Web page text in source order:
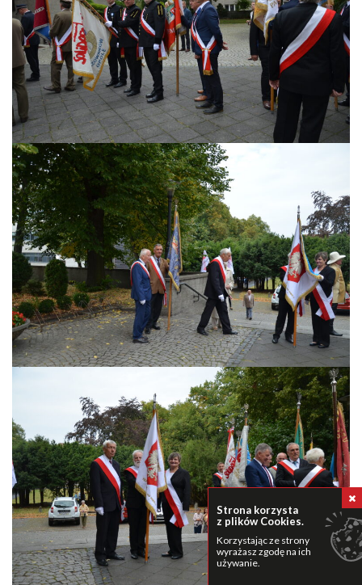
Strona korzysta
z plików Cookies.
Korzystając ze strony
wyrażasz zgodę na ich
używanie.